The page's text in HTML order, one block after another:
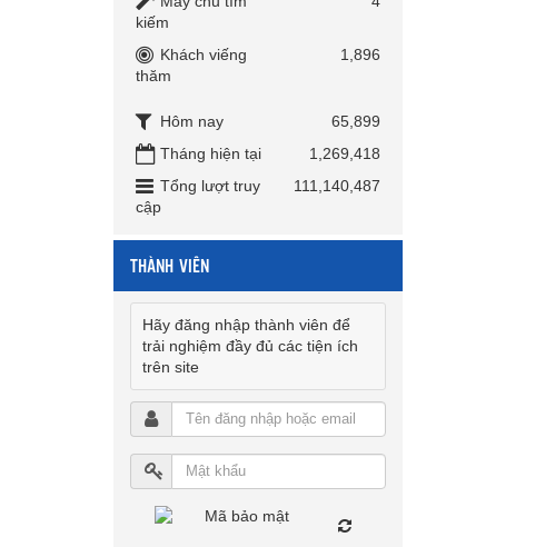
kiếm
Khách viếng
thăm
1,896
Hôm nay
65,899
Tháng hiện tại
1,269,418
Tổng lượt truy
cập
111,140,487
THÀNH VIÊN
Hãy đăng nhập thành viên để
trải nghiệm đầy đủ các tiện ích
trên site